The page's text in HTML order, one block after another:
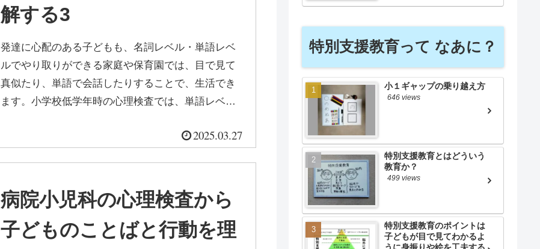
解する3
発達に心配のある子どもも、名詞レベル・単語レベ
ルでやり取りができる家庭や保育園では、目で見て
真似たり、単語で会話したりすることで、生活でき
ます。小学校低学年時の心理検査では、単語レベル
2025.03.27
病院小児科の心理検査から
子どものことばと行動を理
特別支援教育って なあに？
小１ギャップの乗り越え方
646 views
特別支援教育とはどういう
教育か？
499 views
特別支援教育のポイントは
子どもが目で見てわかるよ